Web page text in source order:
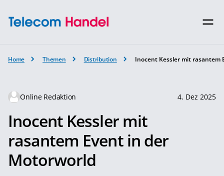
Home Themen Distribution Inocent Kessler mit rasantem
Online Redaktion 4. Dez 2025
Inocent Kessler mit
rasantem Event in der
Motorworld